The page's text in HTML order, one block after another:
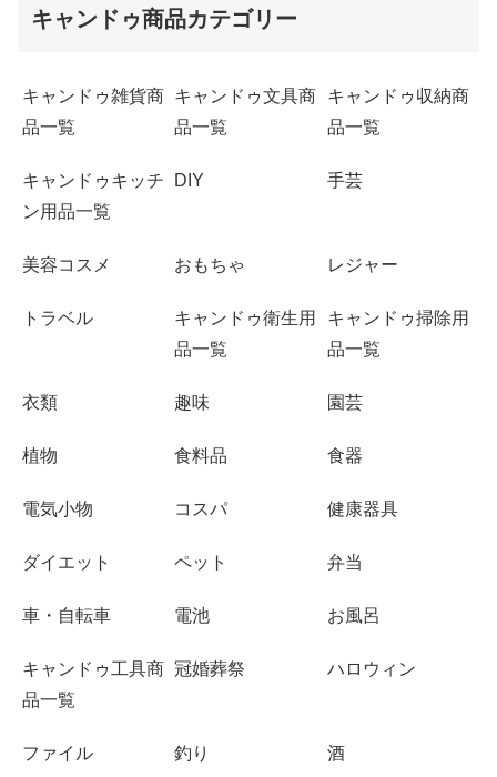
キャンドゥ商品カテゴリー
キャンドゥ雑貨商
品一覧
キャンドゥ文具商
品一覧
キャンドゥ収納商
品一覧
キャンドゥキッチ
ン用品一覧
DIY 手芸
美容コスメ おもちゃ レジャー
トラベル
キャンドゥ衛生用
品一覧
キャンドゥ掃除用
品一覧
衣類 趣味 園芸
植物 食料品 食器
電気小物 コスパ 健康器具
ダイエット ペット 弁当
車・自転車 電池 お風呂
キャンドゥ工具商
品一覧
冠婚葬祭 ハロウィン
ファイル 釣り 酒